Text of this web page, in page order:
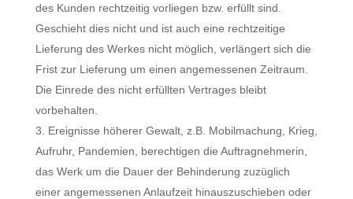
des Kunden rechtzeitig vorliegen bzw. erfüllt sind.
Geschieht dies nicht und ist auch eine rechtzeitige
Lieferung des Werkes nicht möglich, verlängert sich die
Frist zur Lieferung um einen angemessenen Zeitraum.
Die Einrede des nicht erfüllten Vertrages bleibt
vorbehalten.
Ereignisse höherer Gewalt, z.B. Mobilmachung, Krieg,
Aufruhr, Pandemien, berechtigen die Auftragnehmerin,
das Werk um die Dauer der Behinderung zuzüglich
einer angemessenen Anlaufzeit hinauszuschieben oder